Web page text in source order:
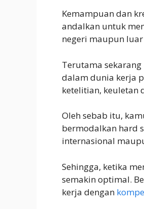
Kemampuan dan
andalkan untuk
negeri maupun luar
Terutama
dalam dunia kerja
ketelitian, keuletan
Oleh sebab itu,
bermodalkan hard
internasional
Sehingga, ketika
semakin optimal.
kerja dengan